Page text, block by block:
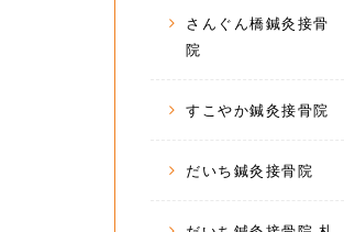
さんぐん橋鍼灸接骨
院
すこやか鍼灸接骨院
だいち鍼灸接骨院